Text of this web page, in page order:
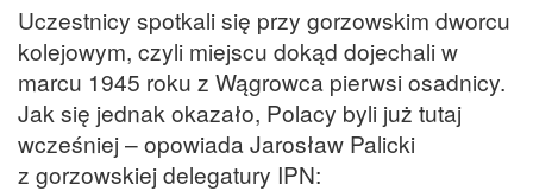
Uczestnicy spotkali się przy gorzowskim dworcu
kolejowym, czyli miejscu dokąd dojechali w
marcu 1945 roku z Wągrowca pierwsi osadnicy.
Jak się jednak okazało, Polacy byli już tutaj
wcześniej – opowiada Jarosław Palicki
z gorzowskiej delegatury IPN: